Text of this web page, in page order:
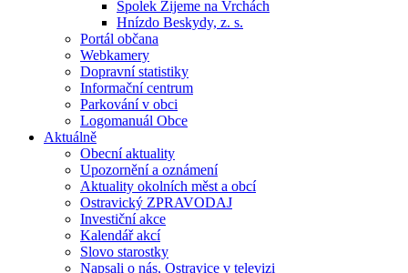
Spolek Žijeme na Vrchách
Hnízdo Beskydy, z. s.
Portál občana
Webkamery
Dopravní statistiky
Informační centrum
Parkování v obci
Logomanuál Obce
Aktuálně
Obecní aktuality
Upozornění a oznámení
Aktuality okolních měst a obcí
Ostravický ZPRAVODAJ
Investiční akce
Kalendář akcí
Slovo starostky
Napsali o nás, Ostravice v televizi